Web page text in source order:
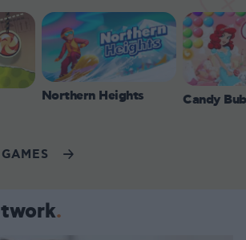
Northern Heights Candy